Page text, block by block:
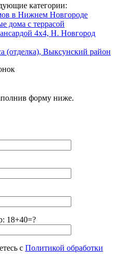
категории:
в Нижнем Новгороде
дома с террасой
4х4, Н. Новгород
(отделка), Выксунский район
форму ниже.
18+40=?
с Политикой обработки